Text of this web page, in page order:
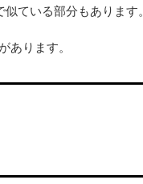
ている部分もあります。
があります。